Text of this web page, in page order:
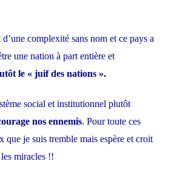
complexité sans nom et ce pays a
une nation à part entière et
le « juif des nations ».
social et institutionnel plutôt
nos ennemis. Pour toute ces
que je suis tremble mais espère et croit
miracles !!